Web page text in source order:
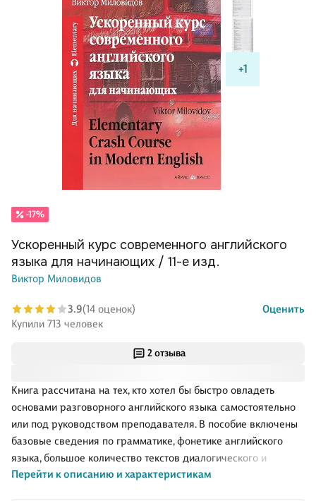
+1
2 отзыва
Книга рассчитана на тех, кто хотел бы быстро овладеть
основами разговорного английского языка самостоятельно
или под руководством преподавателя. В пособие включены
базовые сведения по грамматике, фонетике английского
языка, большое количество текстов диалогического и
монологического характера, упражнения и тестовые задания
Перейти к описанию и характеристикам
-17%
Ускоренный курс современного английского
языка для начинающих / 11-е изд.
Виктор Миловидов
3.9(14 оценок)
Оценить
Купили 713 человек